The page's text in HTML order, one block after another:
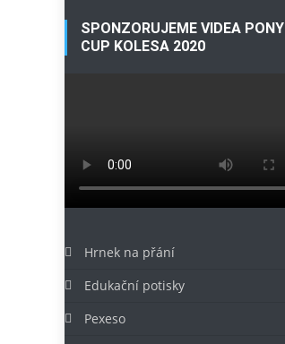
SPONZORUJEME VIDEA PONY
CUP KOLESA 2020
Hrnek na přání
Edukační potisky
Pexeso